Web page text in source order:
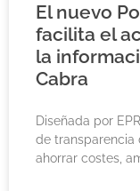
El nuevo
facilita el
la
Cabra
Diseñada por
de transparencia
ahorrar costes,